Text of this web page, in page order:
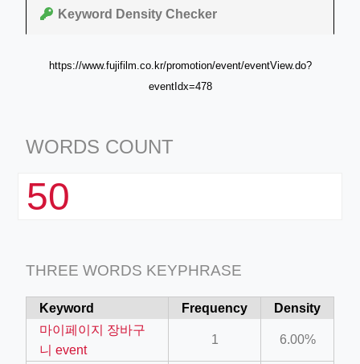
Keyword Density Checker
https://www.fujifilm.co.kr/promotion/event/eventView.do?
eventIdx=478
WORDS COUNT
50
THREE WORDS KEYPHRASE
Keyword Frequency
Density
마이페이지 장바구
니 event
1 6.00%